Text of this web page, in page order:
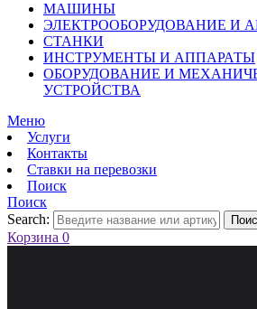
МАШИНЫ
ЭЛЕКТРООБОРУДОВАНИЕ И
СТАНКИ
ИНСТРУМЕНТЫ И АППАРАТЫ
ОБОРУДОВАНИЕ И
УСТРОЙСТВА
Меню
Услуги
Контакты
Ставки на перевозки
Поиск
Поиск
Search:
Корзина 0